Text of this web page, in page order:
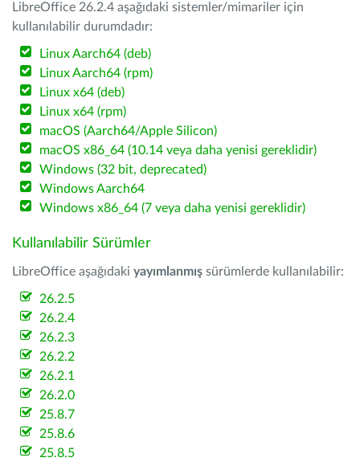
LibreOffice 26.2.4 aşağıdaki sistemler/mimariler için
kullanılabilir durumdadır:
Linux Aarch64 (deb)
Linux Aarch64 (rpm)
Linux x64 (deb)
Linux x64 (rpm)
macOS (Aarch64/Apple Silicon)
macOS x86_64 (10.14 veya daha yenisi gereklidir)
Windows (32 bit, deprecated)
Windows Aarch64
Windows x86_64 (7 veya daha yenisi gereklidir)
Kullanılabilir Sürümler
LibreOffice aşağıdaki yayımlanmış sürümlerde kullanılabilir:
26.2.5
26.2.4
26.2.3
26.2.2
26.2.1
26.2.0
25.8.7
25.8.6
25.8.5